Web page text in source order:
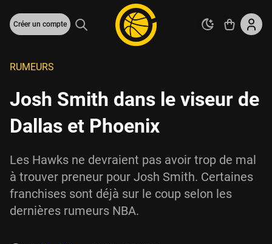
Créer un compte
RUMEURS
Josh Smith dans le viseur de
Dallas et Phoenix
Les Hawks ne devraient pas avoir trop de mal
à trouver preneur pour Josh Smith. Certaines
franchises sont déjà sur le coup selon les
dernières rumeurs NBA.